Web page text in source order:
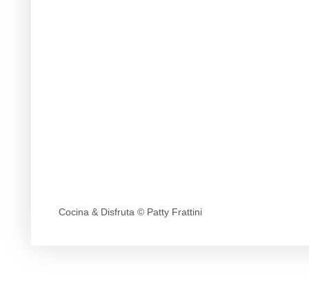
Cocina & Disfruta © Patty Frattini